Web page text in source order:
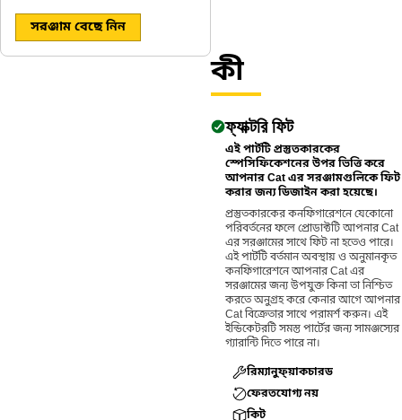
সরঞ্জাম বেছে নিন
কী
ফ্যাক্টরি ফিট
এই পার্টটি প্রস্তুতকারকের
স্পেসিফিকেশনের উপর ভিত্তি করে
আপনার Cat এর সরঞ্জামগুলিকে ফিট
করার জন্য ডিজাইন করা হয়েছে।
প্রস্তুতকারকের কনফিগারেশনে যেকোনো
পরিবর্তনের ফলে প্রোডাক্টটি আপনার Cat
এর সরঞ্জামের সাথে ফিট না হতেও পারে।
এই পার্টটি বর্তমান অবস্থায় ও অনুমানকৃত
কনফিগারেশনে আপনার Cat এর
সরঞ্জামের জন্য উপযুক্ত কিনা তা নিশ্চিত
করতে অনুগ্রহ করে কেনার আগে আপনার
Cat বিক্রেতার সাথে পরামর্শ করুন। এই
ইন্ডিকেটরটি সমস্ত পার্টের জন্য সামঞ্জস্যের
গ্যারান্টি দিতে পারে না।
রিম্যানুফ্য়াকচারড
ফেরতযোগ্য নয়
কিট